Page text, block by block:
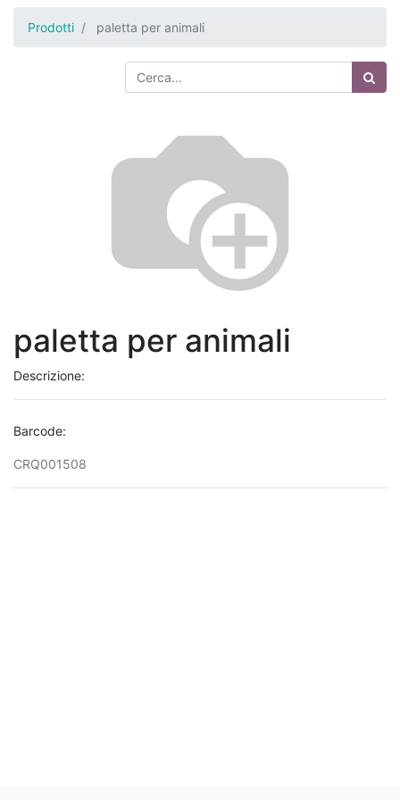
Prodotti paletta per animali
paletta per animali
Descrizione:
Barcode:
CRQ001508